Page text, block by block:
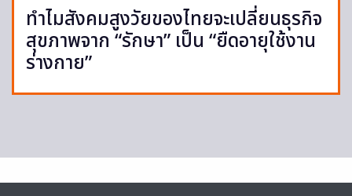
ทำไมสังคมสูงวัยของไทยจะเปลี่ยนธุรกิจ
สุขภาพจาก “รักษา” เป็น “ยืดอายุใช้งาน
ร่างกาย”